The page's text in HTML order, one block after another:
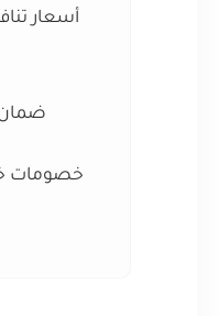
أسعار
ضمان
خصومات